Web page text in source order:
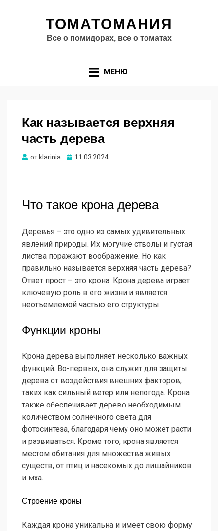
ТОМАТОМАНИЯ
Все о помидорах, все о томатах
МЕНЮ
Как называется верхняя
часть дерева
от klarinia Опубликовано
11.03.2024
Что такое крона дерева
Деревья – это одно из самых удивительных
явлений природы. Их могучие стволы и густая
листва поражают воображение. Но как
правильно называется верхняя часть дерева?
Ответ прост – это крона. Крона дерева играет
ключевую роль в его жизни и является
неотъемлемой частью его структуры.
Функции кроны
Крона дерева выполняет несколько важных
функций. Во-первых, она служит для защиты
дерева от воздействия внешних факторов,
таких как сильный ветер или непогода. Крона
также обеспечивает дерево необходимым
количеством солнечного света для
фотосинтеза, благодаря чему оно может расти
и развиваться. Кроме того, крона является
местом обитания для множества живых
существ, от птиц и насекомых до лишайников
и мха.
Строение кроны
Каждая крона уникальна и имеет свою форму